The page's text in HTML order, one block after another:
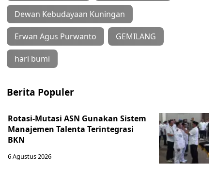
Dewan Kebudayaan Kuningan
Erwan Agus Purwanto GEMILANG
hari bumi
Berita Populer
Rotasi-Mutasi ASN Gunakan Sistem
Manajemen Talenta Terintegrasi
BKN
6 Agustus 2026